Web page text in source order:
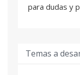
Germán
Profesor/a
para dudas y
Temas a